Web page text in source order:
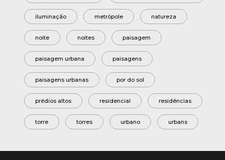
iluminação metrópole natureza
noite noites paisagem
paisagem urbana paisagens
paisagens urbanas por do sol
prédios altos residencial residências
torre torres urbano urbans